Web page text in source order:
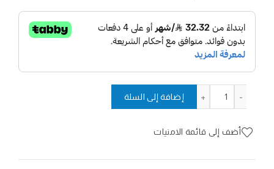
إضافة إلى السلة
أضف إلى قائمة الامنيات